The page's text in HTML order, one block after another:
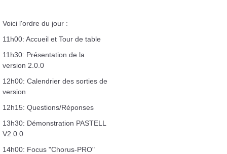
Voici l'ordre du jour :
11h00: Accueil et Tour de table
11h30: Présentation de la
version 2.0.0
12h00: Calendrier des sorties de
version
12h15: Questions/Réponses
13h30: Démonstration PASTELL
V2.0.0
14h00: Focus "Chorus-PRO"